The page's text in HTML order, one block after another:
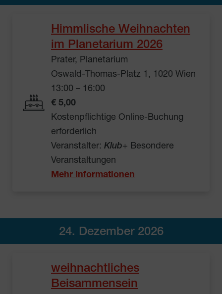
Himmlische Weihnachten
im Planetarium 2026
Prater, Planetarium
Oswald-Thomas-Platz 1, 1020 Wien
13:00 – 16:00
€ 5,00
Kostenpflichtige Online-Buchung
erforderlich
Veranstalter: Klub+ Besondere
Veranstaltungen
Mehr Informationen
24. Dezember 2026
weihnachtliches
Beisammensein